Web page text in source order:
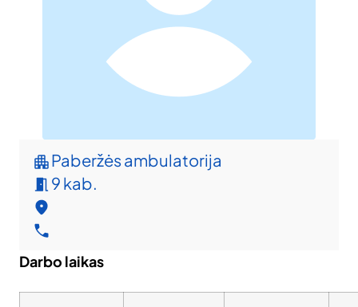
Paberžės ambulatorija
9 kab.
Darbo laikas